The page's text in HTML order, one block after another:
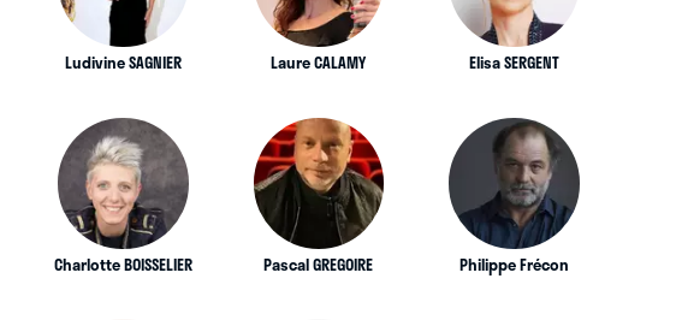
Ludivine SAGNIER Laure CALAMY Elisa SERGENT
Charlotte BOISSELIER Pascal GREGOIRE Philippe Frécon